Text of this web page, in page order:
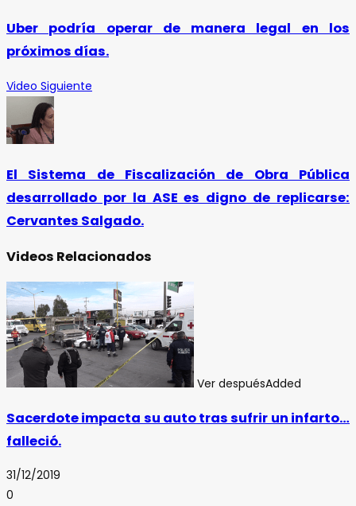
Uber podría operar de manera legal en los
próximos días.
Video Siguiente
El Sistema de Fiscalización de Obra Pública
desarrollado por la ASE es digno de replicarse:
Cervantes Salgado.
Videos Relacionados
Ver despuésAdded
Sacerdote impacta su auto tras sufrir un infarto…
falleció.
31/12/2019
0